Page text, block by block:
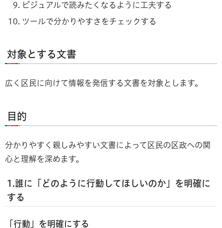
ビジュアルで読みたくなるように工夫する
ツールで分かりやすさをチェックする
対象とする文書
広く区民に向けて情報を発信する文書を対象とします。
目的
分かりやすく親しみやすい文書によって区民の区政への関
心と理解を深めます。
1.誰に「どのように行動してほしいのか」を明確に
する
「行動」を明確にする